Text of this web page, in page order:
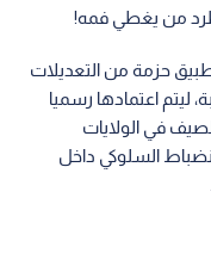
طرد من يغطي فمه!
حزمة من التعديلات
ليتم اعتمادها رسميا
في الولايات
السلوكي داخل